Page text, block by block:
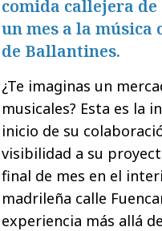
comida callejera
un mes a la música
de Ballantines.
¿Te imaginas un
musicales? Esta es la
inicio de su
visibilidad a su
final de mes en el
madrileña calle
experiencia más allá